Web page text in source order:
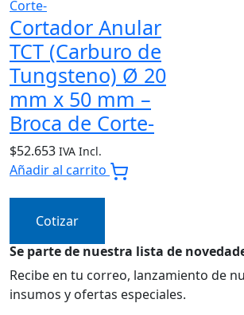
Cortador Anular
TCT (Carburo de
Tungsteno) Ø 20
mm x 50 mm –
Broca de Corte-
$52.653 IVA Incl.
Añadir al carrito
Cotizar
Se parte de nuestra lista de
Recibe en tu correo, lanzamiento de
insumos y ofertas especiales.